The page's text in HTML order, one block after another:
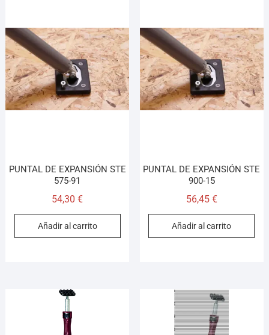
PUNTAL DE EXPANSIÓN STE
575-91
54,30€
Añadir al carrito
PUNTAL DE EXPANSIÓN STE
900-15
56,45 €
Añadir al carrito